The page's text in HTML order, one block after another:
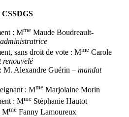
: Mme Maude Boudreault-
sans droit de vote : Mme Carole
renouvelé
M. Alexandre Guérin – mandat
: Mme Marjolaine Morin
: Mme Stéphanie Hautot
Mme Fanny Lamoureux